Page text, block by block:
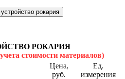
рокария
РОКАРИЯ
стоимости материалов)
Цена,
руб.
Ед.
измерения